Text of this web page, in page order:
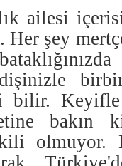
ailesi
Her şey
bilir.
bakın
olmuyor.